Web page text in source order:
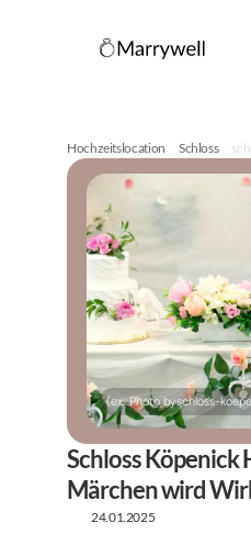
Hochzeitslocation Schloss
(ex: Photo byschloss-
Schloss Köpenick
Märchen wird
24.01.2025